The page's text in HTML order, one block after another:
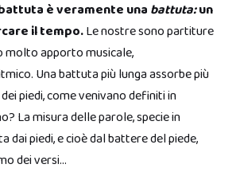
è veramente una battuta:un
il tempo.Le nostre sono partiture
molto apporto musicale,
Una battuta più lunga assorbe più
piedi, come venivano definiti in
La misura delle parole, specie in
dai piedi, e cioè dal battere del piede,
dei versi…